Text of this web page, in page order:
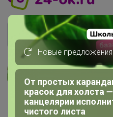
Главная
Новые
От простых
красок для холста
канцелярии
чистого листа